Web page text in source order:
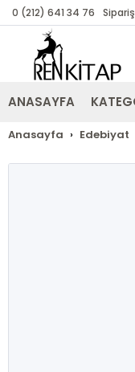
0 (212) 641 34 76
ANASAYFA
Anasayfa Edebiyat